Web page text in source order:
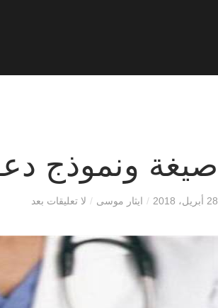
صيغة ونموذج
28 أبريل، 2018 / ايثار موسى / لا تعليقات بعد